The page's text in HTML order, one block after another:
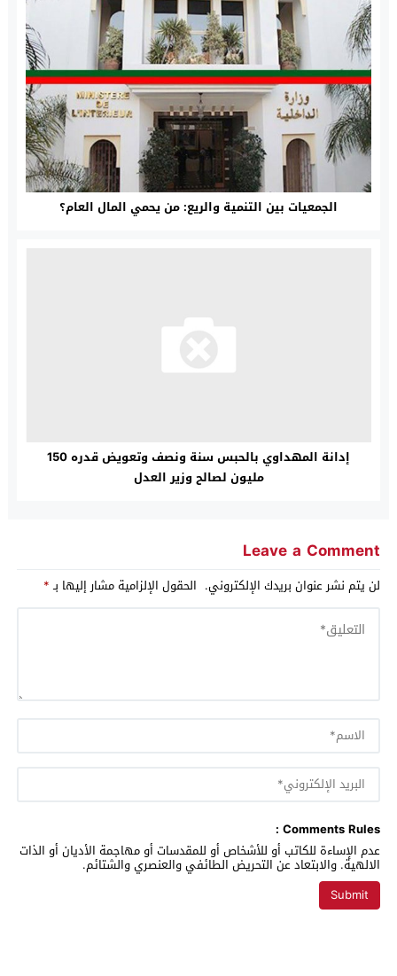
الجمعيات بين التنمية والريع: من يحمي المال العام؟
إدانة المهداوي بالحبس سنة ونصف وتعويض قدره 150
مليون لصالح وزير العدل
Leave a Comment
لن يتم نشر عنوان بريدك الإلكتروني. الحقول الإلزامية مشار إليها بـ*
Comments Rules :
عدم الإساءة للكاتب أو للأشخاص أو للمقدسات أو مهاجمة الأديان أو الذات
الالهية. والابتعاد عن التحريض الطائفي والعنصري والشتائم.